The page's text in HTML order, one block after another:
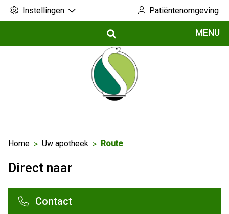
Instellingen Patiëntenomgeving
MENU
Home Uw apotheek Route
Direct naar
Contact